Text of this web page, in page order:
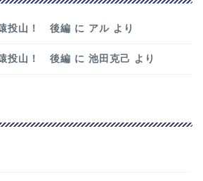
投山！ 後編 に アル より
投山！ 後編 に 池田克己 より